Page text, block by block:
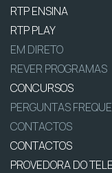
RTP ENSINA
RTP PLAY
EM DIRETO
REVER PROGRAMAS
CONCURSOS
PERGUNTAS
CONTACTOS
CONTACTOS
PROVEDORA DO